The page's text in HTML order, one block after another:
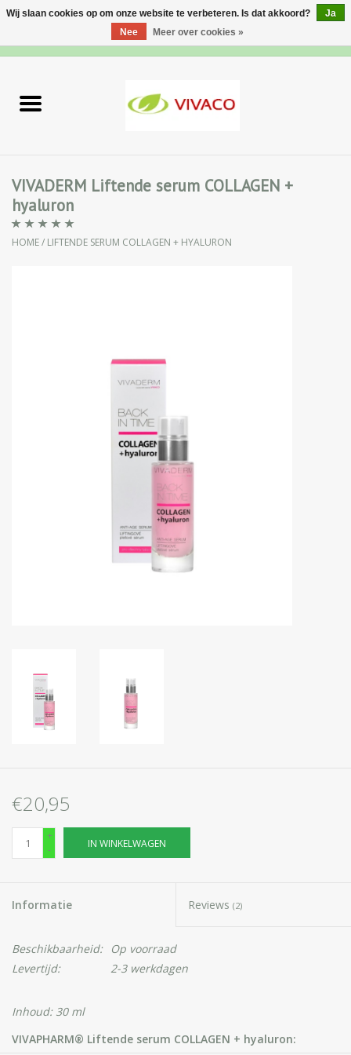
Lichaamsverzorging
VIVADERM Liftende serum COLLAGEN +
hyaluron
HOME/ LIFTENDE SERUM COLLAGEN + HYALURON
€20,95
+
-
IN WINKELWAGEN
Informatie Reviews (2)
Beschikbaarheid:
Op voorraad
Levertijd:
2-3 werkdagen
Inhoud: 30 ml
VIVAPHARM® Liftende serum COLLAGEN + hyaluron:
Wij slaan cookies op om onze website te verbeteren. Is dat akkoord?
Ja
Nee
Meer over cookies »